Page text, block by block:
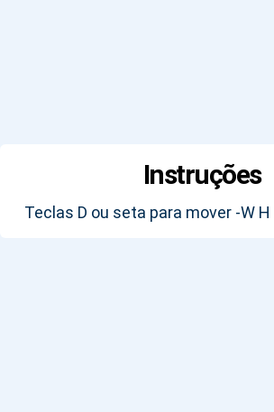
Instruções
Teclas D ou seta para mover -W